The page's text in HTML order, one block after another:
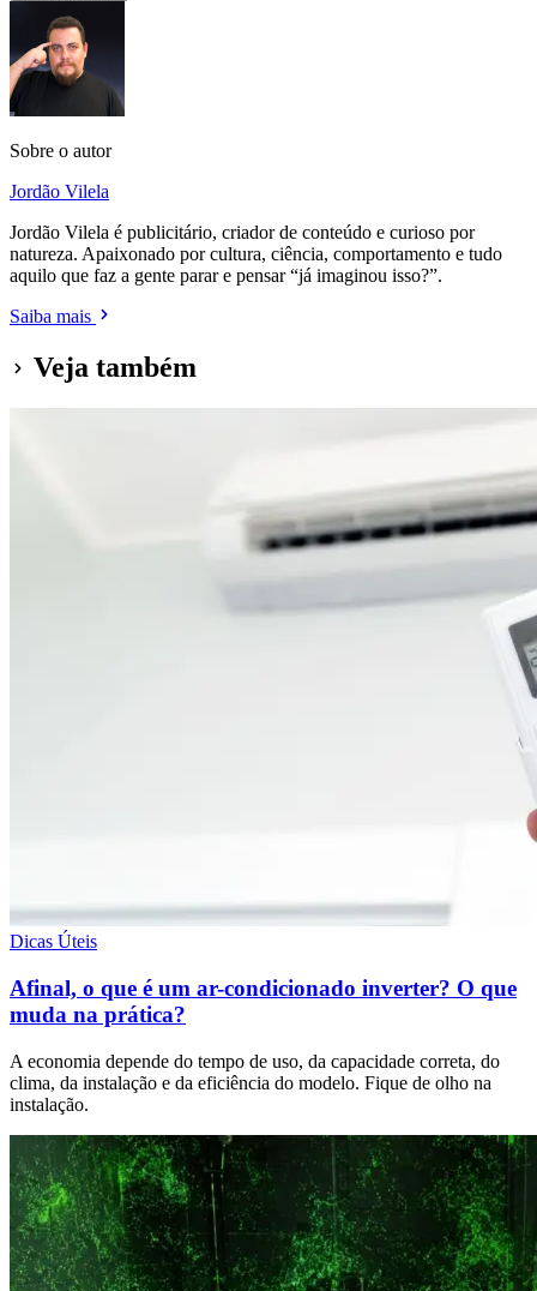
Sobre o autor
Jordão Vilela
Jordão Vilela é publicitário, criador de conteúdo e curioso por
natureza. Apaixonado por cultura, ciência, comportamento e tudo
aquilo que faz a gente parar e pensar “já imaginou isso?”.
Saiba mais
Veja também
Dicas Úteis
Afinal, o que é um ar-condicionado inverter? O que
muda na prática?
A economia depende do tempo de uso, da capacidade correta, do
clima, da instalação e da eficiência do modelo. Fique de olho na
instalação.